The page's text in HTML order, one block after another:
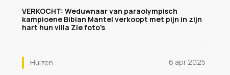
VERKOCHT: Weduwnaar van paraolympisch
kampioene Bibian Mantel verkoopt met pijn in zijn
hart hun villa Zie foto's
Huizen
6 apr 2025